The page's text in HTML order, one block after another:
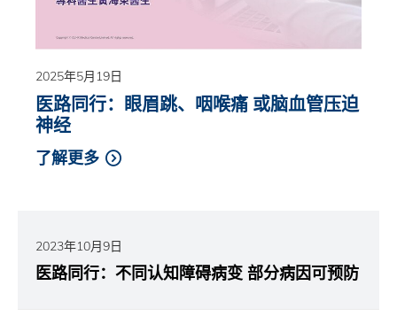
2025年5月19日
医路同行：眼眉跳、咽喉痛 或脑血管压迫
神经
了解更多
2023年10月9日
医路同行：不同认知障碍病变 部分病因可预防